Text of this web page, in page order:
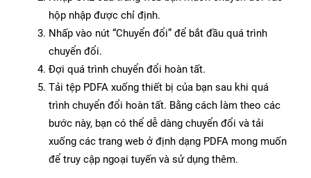
hộp nhập được chỉ định.
Nhấp vào nút “Chuyển đổi” để bắt đầu quá trình
chuyển đổi.
Đợi quá trình chuyển đổi hoàn tất.
Tải tệp PDFA xuống thiết bị của bạn sau khi quá
trình chuyển đổi hoàn tất. Bằng cách làm theo các
bước này, bạn có thể dễ dàng chuyển đổi và tải
xuống các trang web ở định dạng PDFA mong muốn
để truy cập ngoại tuyến và sử dụng thêm.